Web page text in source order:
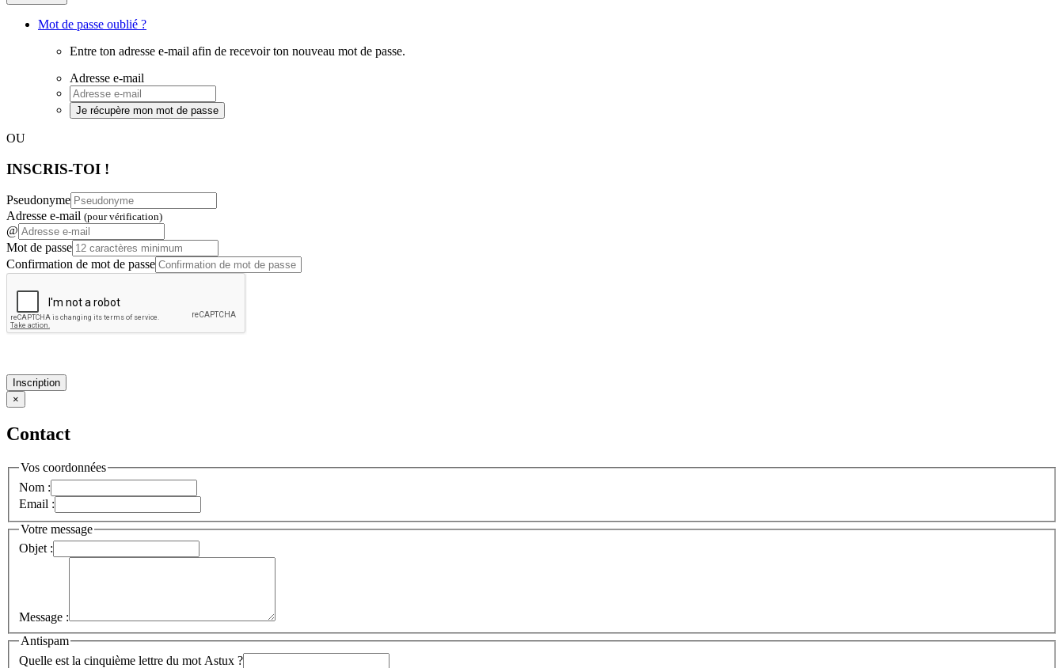
Mot de passe oublié ?
Entre ton adresse e-mail afin de recevoir ton nouveau mot de passe.
Adresse e-mail
Je récupère mon mot de passe
OU
INSCRIS-TOI !
Pseudonyme
Adresse e-mail (pour vérification)
@
Mot de passe
Confirmation de mot de passe
Inscription
×
Contact
Vos coordonnées
Nom :
Email :
Votre message
Objet :
Message :
Antispam
Quelle est la cinquième lettre du mot Astux ?